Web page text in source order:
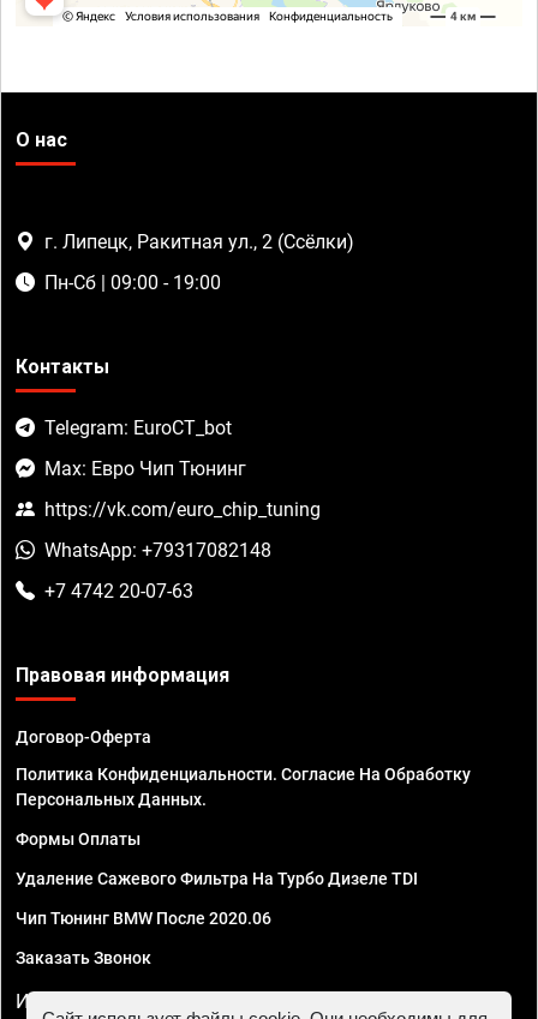
О нас
г. Липецк, Ракитная ул., 2 (Ссёлки)
Пн-Сб | 09:00 - 19:00
Контакты
Telegram: EuroCT_bot
Max: Евро Чип Тюнинг
https://vk.com/euro_chip_tuning
WhatsApp: +79317082148
+7 4742 20-07-63
Правовая информация
Договор-Оферта
Политика Конфиденциальности. Согласие На Обработку
Персональных Данных.
Формы Оплаты
Удаление Сажевого Фильтра На Турбо Дизеле TDI
Чип Тюнинг BMW После 2020.06
Заказать Звонок
ИП Смирнов Георгий Павлович. ИНН 781302555843,